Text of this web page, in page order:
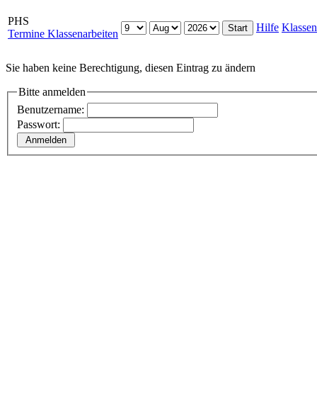
PHS
Termine Klassenarbeiten
Hilfe Klassen
Sie haben keine Berechtigung, diesen Eintrag zu ändern
Bitte anmelden
Benutzername:
Passwort: